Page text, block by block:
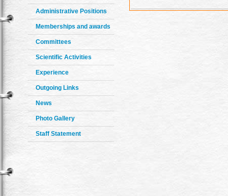
Administrative Positions
Memberships and awards
Committees
Scientific Activities
Experience
Outgoing Links
News
Photo Gallery
Staff Statement